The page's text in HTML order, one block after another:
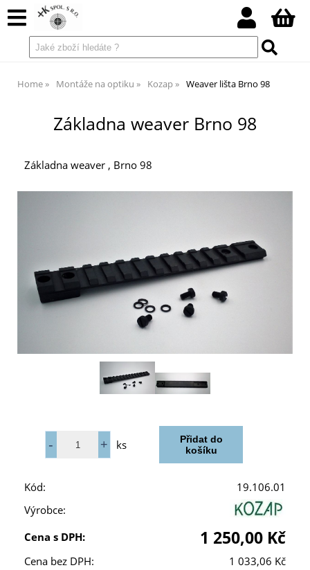
Home Montáže na optiku Kozap Weaver lišta Brno 98
Základna weaver Brno 98
Základna weaver , Brno 98
ks
Kód:
19.106.01
Výrobce:
Cena s DPH:
1 250,00 Kč
Cena bez DPH:
1 033,06 Kč